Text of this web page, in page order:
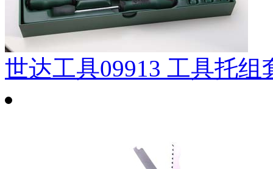
世达工具09913 工具托组